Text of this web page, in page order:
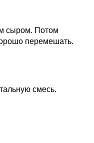
сыром. Потом
перемешать.
смесь.